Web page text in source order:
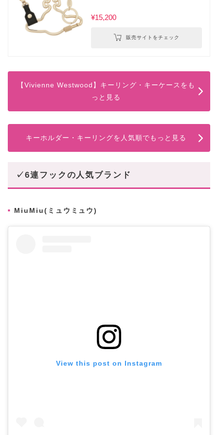
¥15,200
販売サイトをチェック
【Vivienne Westwood】キーリング・キーケースをも
っと見る
キーホルダー・キーリングを人気順でもっと見る
✓6連フックの人気ブランド
MiuMiu(ミュウミュウ)
View this post on Instagram